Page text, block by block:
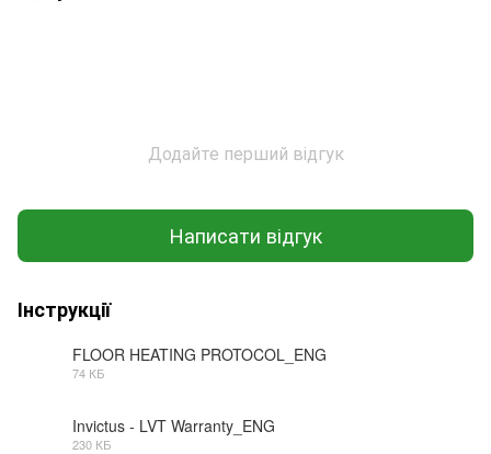
Додайте перший відгук
Написати відгук
Інструкції
FLOOR HEATING PROTOCOL_ENG
74 КБ
Invictus - LVT Warranty_ENG
230 КБ